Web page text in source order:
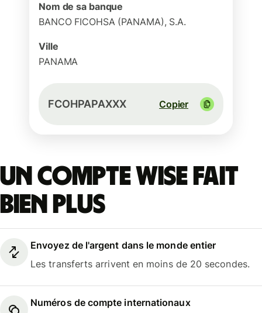
Nom de sa banque
BANCO FICOHSA (PANAMA), S.A.
Ville
PANAMA
FCOHPAPAXXX Copier
Un compte Wise fait
bien plus
Envoyez de l'argent dans le monde entier
Les transferts arrivent en moins de 20 secondes.
Numéros de compte internationaux